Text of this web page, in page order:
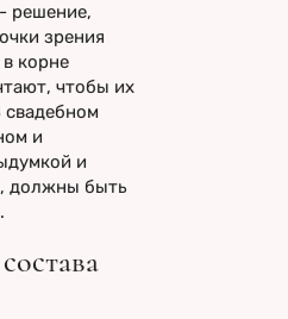
решение,
зрения
корне
чтобы их
свадебном
и
и
должны быть